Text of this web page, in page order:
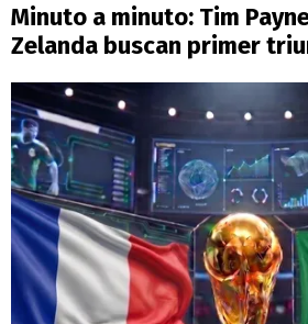
Minuto a minuto: Tim
Zelanda buscan primer